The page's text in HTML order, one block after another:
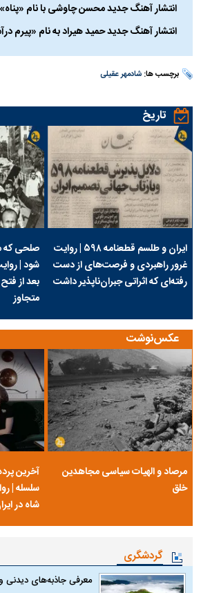
انتشار آهنگ جدید محسن چاوشی با نام «پناه»
انتشار آهنگ جدید حمید هیراد به نام «پیرم
برچسب ها:شادمهر عقیلی
تاریخ
ایران و طلسم قطعنامه ۵۹۸ | روایت
غرور راهبردی و فرصت‌های از دست
رفته‌ای که اثراتی جبران‌ناپذیر داشت
صلحی که
شود |
بعد از
متجاوز
عکس‌نوشت
مرصاد و الهیات سیاسی مجاهدین
خلق
آخرین
سلسله |
شاه در
گردشگری
معرفی جاذبه‌های دیدنی